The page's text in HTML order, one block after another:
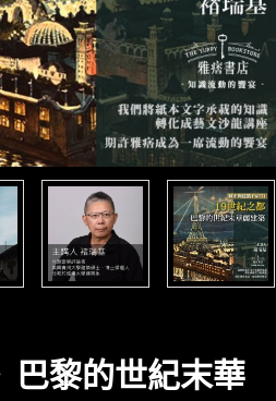
巴黎的世紀末華